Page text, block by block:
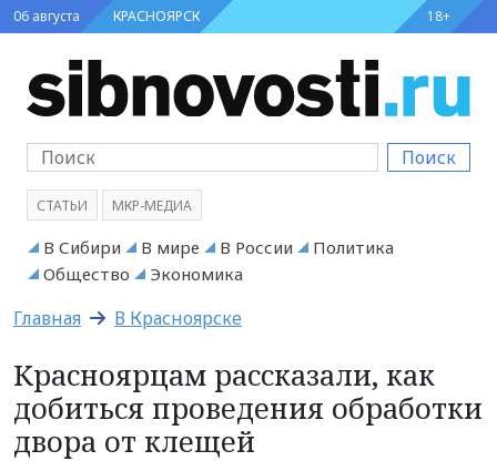
06 августа КРАСНОЯРСК 18+
Поиск
СТАТЬИ МКР-МЕДИА
В Сибири В мире В России
Политика
Общество
Экономика
Главная В Красноярске
Красноярцам рассказали, как
добиться проведения обработки
двора от клещей